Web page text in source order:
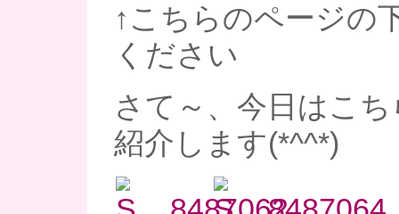
↑こちらのページの
ください
さて～、今日はこ
紹介します(*^^*)